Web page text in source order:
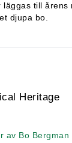
till årens
djupa bo.
Heritage
av Bo Bergman